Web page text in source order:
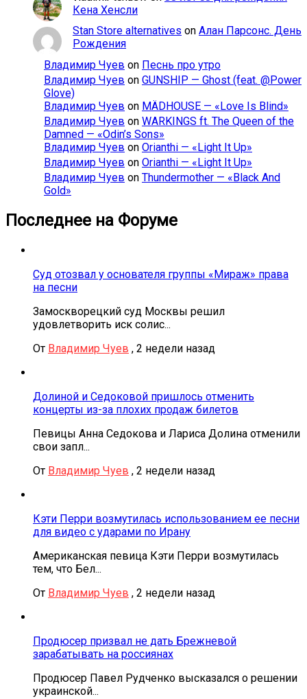
Кена Хенсли
Stan Store alternatives on Алан Парсонс. День
Рождения
Владимир Чуев on Песнь про утро
Владимир Чуев on GUNSHIP — Ghost (feat. @Power
Glove)
Владимир Чуев on MÄDHOUSE — «Love Is Blind»
Владимир Чуев on WARKINGS ft. The Queen of the
Damned — «Odin’s Sons»
Владимир Чуев on Orianthi — «Light It Up»
Владимир Чуев on Orianthi — «Light It Up»
Владимир Чуев on Thundermother — «Black And
Gold»
Последнее на Форуме
Суд отозвал у основателя группы «Мираж» права
на песни
Замоскворецкий суд Москвы решил
удовлетворить иск солис...
От Владимир Чуев , 2 недели назад
Долиной и Седоковой пришлось отменить
концерты из-за плохих продаж билетов
Певицы Анна Седокова и Лариса Долина отменили
свои запл...
От Владимир Чуев , 2 недели назад
Кэти Перри возмутилась использованием ее песни
для видео с ударами по Ирану
Американская певица Кэти Перри возмутилась
тем, что Бел...
От Владимир Чуев , 2 недели назад
Продюсер призвал не дать Брежневой
зарабатывать на россиянах
Продюсер Павел Рудченко высказался о решении
украинской...